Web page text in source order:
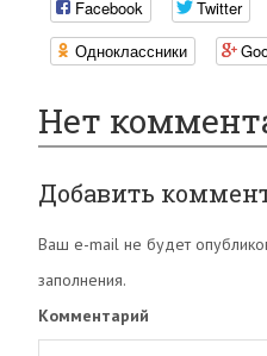
Facebook Twitter
Одноклассники
Нет
Добавить
Ваш e-mail не будет
заполнения.
Комментарий